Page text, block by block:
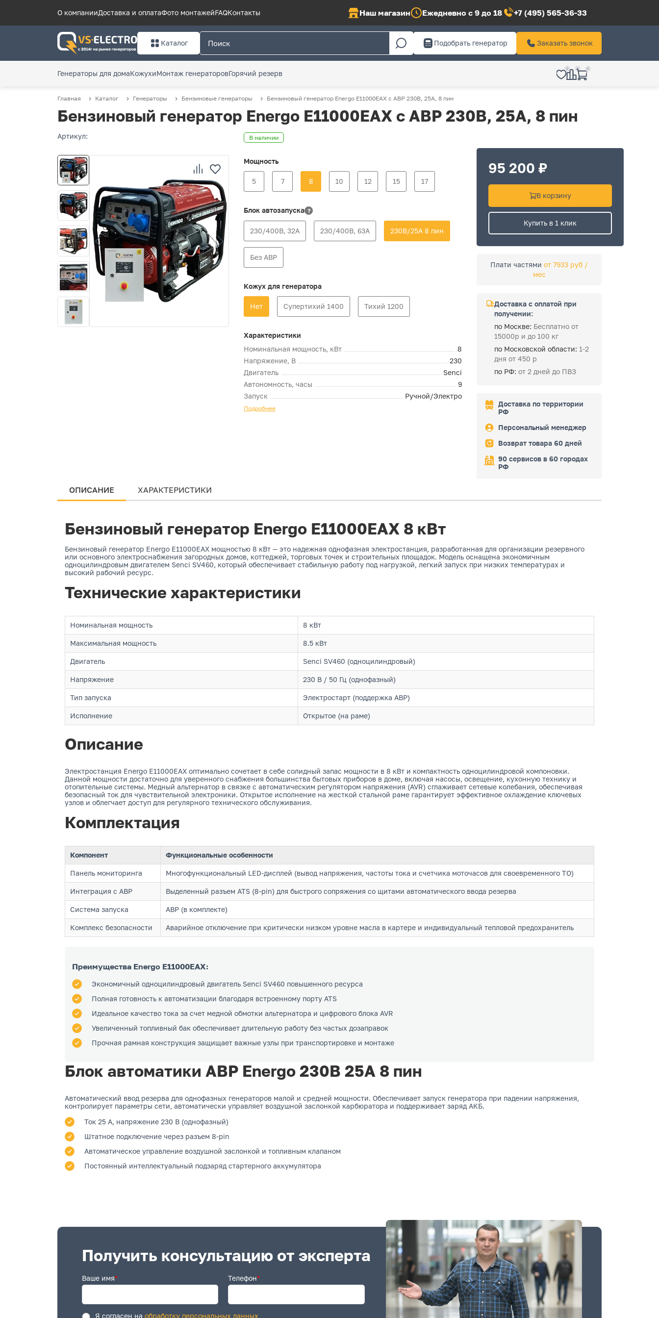
О компанииДоставка и оплатаФото монтажейFAQКонтакты Наш магазин Ежедневно с 9 до 18 +7 (495) 565-36-33
Каталог Подобрать генератор Заказать звонок
Генераторы для домаКожухиМонтаж генераторовГорячий резерв
0 0 0
Главная Каталог Генераторы Бензиновые генераторы Бензиновый генератор Energo E11000EAX с АВР 230В, 25А, 8 пин
Бензиновый генератор Energo E11000EAX с АВР 230В, 25А, 8 пин
Артикул: В наличии
Мощность
5 7 8 10 12 15 17
Блок автозапуска ?
230/400В, 32А 230/400В, 63А 230В/25А 8 пин
Без АВР
Кожух для генератора
Нет Супертихий 1400 Тихий 1200
Характеристики
Номинальная мощность, кВт
8
Напряжение, В
230
Двигатель
Senci
Автономность, часы
9
Запуск
Ручной/Электро
Подробнее
95 200 ₽
В корзину
Купить в 1 клик
Плати частями от 7933 руб /
мес
Доставка с оплатой при
получении:
по Москве: Бесплатно от
15000р и до 100 кг
по Московской области: 1-2
дня от 450 р
по РФ: от 2 дней до ПВЗ
Доставка по территории
РФ
Персональный менеджер
Возврат товара 60 дней
90 сервисов в 60 городах
РФ
ОПИСАНИЕ ХАРАКТЕРИСТИКИ
Бензиновый генератор Energo E11000EAX 8 кВт
Бензиновый генератор Energo E11000EAX мощностью 8 кВт — это надежная однофазная электростанция, разработанная для организации резервного
или основного электроснабжения загородных домов, коттеджей, торговых точек и строительных площадок. Модель оснащена экономичным
одноцилиндровым двигателем Senci SV460, который обеспечивает стабильную работу под нагрузкой, легкий запуск при низких температурах и
высокий рабочий ресурс.
Технические характеристики
Номинальная мощность 8 кВт
Максимальная мощность 8.5 кВт
Двигатель Senci SV460 (одноцилиндровый)
Напряжение 230 В / 50 Гц (однофазный)
Тип запуска Электростарт (поддержка АВР)
Исполнение Открытое (на раме)
Описание
Электростанция Energo E11000EAX оптимально сочетает в себе солидный запас мощности в 8 кВт и компактность одноцилиндровой компоновки.
Данной мощности достаточно для уверенного снабжения большинства бытовых приборов в доме, включая насосы, освещение, кухонную технику и
отопительные системы. Медный альтернатор в связке с автоматическим регулятором напряжения (AVR) сглаживает сетевые колебания, обеспечивая
безопасный ток для чувствительной электроники. Открытое исполнение на жесткой стальной раме гарантирует эффективное охлаждение ключевых
узлов и облегчает доступ для регулярного технического обслуживания.
Комплектация
Компонент Функциональные особенности
Панель мониторинга Многофункциональный LED-дисплей (вывод напряжения, частоты тока и счетчика моточасов для своевременного ТО)
Интеграция с АВР Выделенный разъем ATS (8-pin) для быстрого сопряжения со щитами автоматического ввода резерва
Система запуска АВР (в комплекте)
Комплекс безопасности Аварийное отключение при критически низком уровне масла в картере и индивидуальный тепловой предохранитель
Преимущества Energo E11000EAX:
Экономичный одноцилиндровый двигатель Senci SV460 повышенного ресурса
Полная готовность к автоматизации благодаря встроенному порту ATS
Идеальное качество тока за счет медной обмотки альтернатора и цифрового блока AVR
Увеличенный топливный бак обеспечивает длительную работу без частых дозаправок
Прочная рамная конструкция защищает важные узлы при транспортировке и монтаже
Блок автоматики АВР Energo 230В 25А 8 пин
Автоматический ввод резерва для однофазных генераторов малой и средней мощности. Обеспечивает запуск генератора при падении напряжения,
контролирует параметры сети, автоматически управляет воздушной заслонкой карбюратора и поддерживает заряд АКБ.
Ток 25 А, напряжение 230 В (однофазный)
Штатное подключение через разъем 8-pin
Автоматическое управление воздушной заслонкой и топливным клапаном
Постоянный интеллектуальный подзаряд стартерного аккумулятора
Получить консультацию от эксперта
Ваше имя* Телефон*
Я согласен на обработку персональных данных